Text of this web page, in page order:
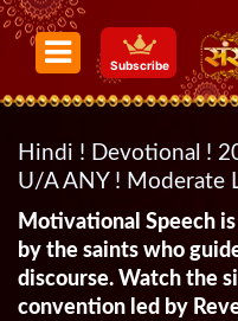
Subscribe
Hindi ! Devotional !
U/A ANY ! Moderate
Motivational Speech
by the saints who
discourse. Watch the
convention led by